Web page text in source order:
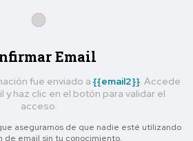
Email
fue enviado a {{email2}} . Accede
y haz clic en el botón para validar el
acceso.
asegurarnos de que nadie esté utilizando
de email sin tu conocimiento.